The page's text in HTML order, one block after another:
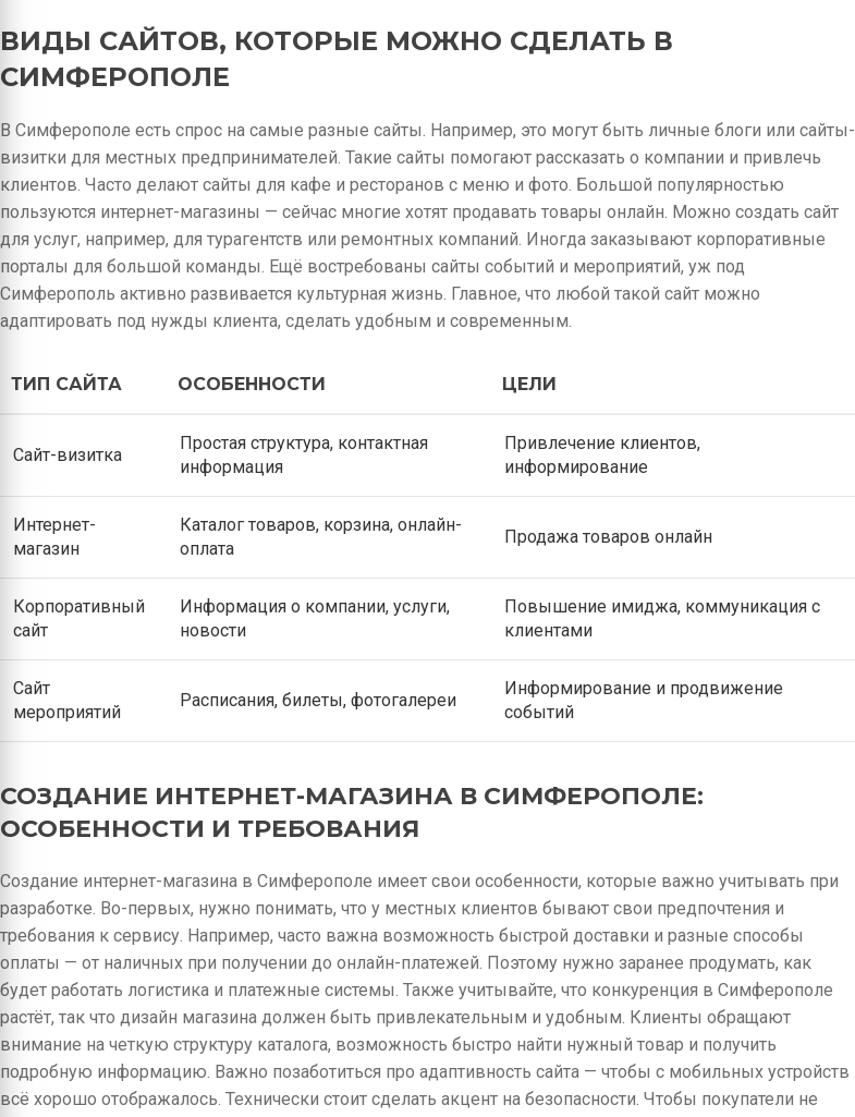
ВИДЫ САЙТОВ, КОТОРЫЕ МОЖНО СДЕЛАТЬ В
СИМФЕРОПОЛЕ
В Симферополе есть спрос на самые разные сайты. Например, это могут быть личные блоги или сайты-
визитки для местных предпринимателей. Такие сайты помогают рассказать о компании и привлечь
клиентов. Часто делают сайты для кафе и ресторанов с меню и фото. Большой популярностью
пользуются интернет-магазины — сейчас многие хотят продавать товары онлайн. Можно создать сайт
для услуг, например, для турагентств или ремонтных компаний. Иногда заказывают корпоративные
порталы для большой команды. Ещё востребованы сайты событий и мероприятий, уж под
Симферополь активно развивается культурная жизнь. Главное, что любой такой сайт можно
адаптировать под нужды клиента, сделать удобным и современным.
ТИП САЙТА ОСОБЕННОСТИ ЦЕЛИ
Сайт-визитка
Простая структура, контактная
информация
Привлечение клиентов,
информирование
Интернет-
магазин
Каталог товаров, корзина, онлайн-
оплата
Продажа товаров онлайн
Корпоративный
сайт
Информация о компании, услуги,
новости
Повышение имиджа, коммуникация с
клиентами
Сайт
мероприятий
Расписания, билеты, фотогалереи
Информирование и продвижение
событий
СОЗДАНИЕ ИНТЕРНЕТ-МАГАЗИНА В СИМФЕРОПОЛЕ:
ОСОБЕННОСТИ И ТРЕБОВАНИЯ
Создание интернет-магазина в Симферополе имеет свои особенности, которые важно учитывать при
разработке. Во-первых, нужно понимать, что у местных клиентов бывают свои предпочтения и
требования к сервису. Например, часто важна возможность быстрой доставки и разные способы
оплаты — от наличных при получении до онлайн-платежей. Поэтому нужно заранее продумать, как
будет работать логистика и платежные системы. Также учитывайте, что конкуренция в Симферополе
растёт, так что дизайн магазина должен быть привлекательным и удобным. Клиенты обращают
внимание на четкую структуру каталога, возможность быстро найти нужный товар и получить
подробную информацию. Важно позаботиться про адаптивность сайта — чтобы с мобильных устройств
всё хорошо отображалось. Технически стоит сделать акцент на безопасности. Чтобы покупатели не